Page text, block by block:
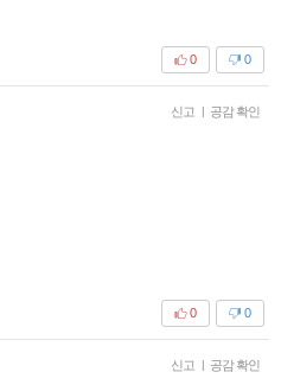
0
0
신고 | 공감 확인
0
0
신고 | 공감 확인